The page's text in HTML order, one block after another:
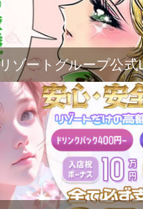
ゾートグループ公式